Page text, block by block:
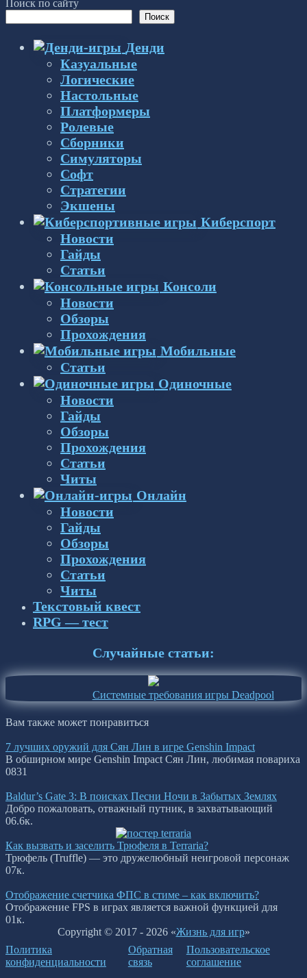
Поиск по сайту
Поиск
Денди
Казуальные
Логические
Настольные
Платформеры
Ролевые
Сборники
Симуляторы
Софт
Стратегии
Экшены
Киберспорт
Новости
Гайды
Статьи
Консоли
Новости
Обзоры
Прохождения
Мобильные
Статьи
Одиночные
Новости
Гайды
Обзоры
Прохождения
Статьи
Читы
Онлайн
Новости
Гайды
Обзоры
Прохождения
Статьи
Читы
Текстовый квест
RPG — тест
Случайные статьи:
Системные требования игры Deadpool
Вам также может понравиться
7 лучших оружий для Сян Лин в игре Genshin Impact
В обширном мире Genshin Impact Сян Лин, любимая повариха
0831
Baldur’s Gate 3: В поисках Песни Ночи в Забытых Землях
Добро пожаловать, отважный путник, в захватывающий
06.6к.
Как вызвать и заселить Трюфеля в Terraria?
Трюфель (Truffle) — это дружелюбный неигровой персонаж
07к.
Отображение счетчика ФПС в стиме – как включить?
Отображение FPS в играх является важной функцией для
01к.
Copyright © 2017 - 2026 «Жизнь для игр»
Политика
конфиденциальности
Обратная
связь
Пользовательское
соглашение